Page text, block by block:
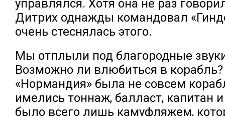
управлялся. Хотя она не раз
Дитрих однажды командовал
очень стеснялась этого.
Мы отплыли под благородные
Возможно ли влюбиться в
«Нормандия» была не совсем
имелись тоннаж, балласт, капитан
было всего лишь камуфляжем,